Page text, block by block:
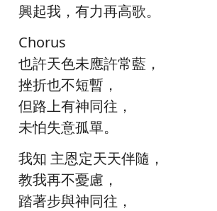
興起我，有力再高歌。
Chorus
也許天色未應許常藍，
挫折也不短暫，
但路上有神同往，
未怕失意孤單。
我知 主恩定天天伴隨，
教我再不憂慮，
踏著步與神同往，